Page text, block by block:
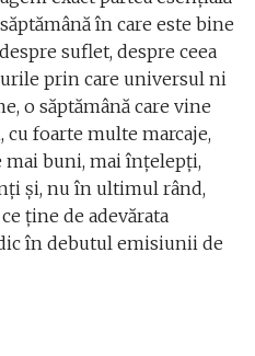
în care este bine
suflet, despre ceea
prin care universul ni
o săptămână care vine
foarte multe marcaje,
mai buni, mai înțelepți,
și, nu în ultimul rând,
ține de adevărata
în debutul emisiunii de